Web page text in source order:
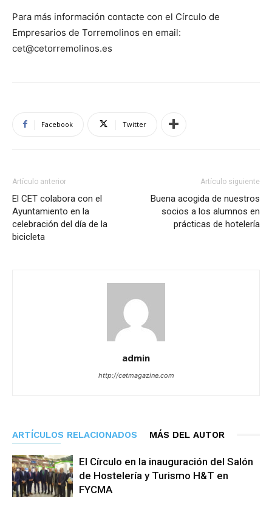
Para más información contacte con el Círculo de
Empresarios de Torremolinos en email:
cet@cetorremolinos.es
Facebook Twitter
Artículo anterior
El CET colabora con el
Ayuntamiento en la
celebración del día de la
bicicleta
Artículo siguiente
Buena acogida de nuestros
socios a los alumnos en
prácticas de hotelería
admin
http://cetmagazine.com
ARTÍCULOS RELACIONADOS MÁS DEL AUTOR
El Círculo en la inauguración del Salón
de Hostelería y Turismo H&T en
FYCMA